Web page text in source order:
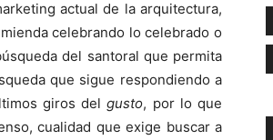
actual de la arquitectura,
celebrando lo celebrado o
del santoral que permita
que sigue respondiendo a
giros delgusto, por lo que
cualidad que exige buscar a